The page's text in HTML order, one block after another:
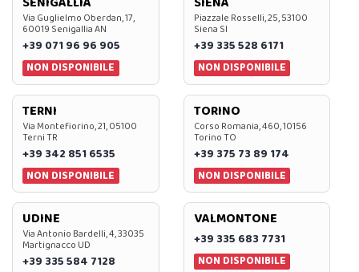
Via Guglielmo Oberdan, 17,
60019 Senigallia AN
+39 071 96 96 905
NON DISPONIBILE
Piazzale Rosselli, 25, 53100
Siena SI
+39 335 528 6171
NON DISPONIBILE
TERNI
Via Montefiorino, 21, 05100
Terni TR
+39 342 851 6535
NON DISPONIBILE
TORINO
Corso Romania, 460, 10156
Torino TO
+39 375 73 89 174
NON DISPONIBILE
UDINE
Via Antonio Bardelli, 4, 33035
Martignacco UD
+39 335 584 7128
VALMONTONE
+39 335 683 7731
NON DISPONIBILE